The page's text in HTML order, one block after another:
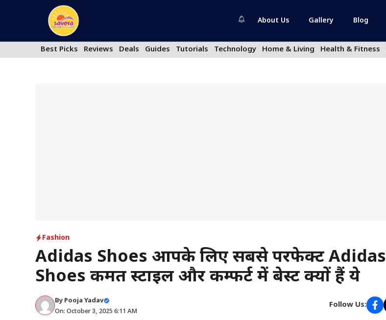
About Us Gallery Blog
Best Picks Reviews Deals Guides Tutorials Technology Home & Living Health & Fitness
Fashion
Adidas Shoes आपके लिए सबसे परफेक्ट Adidas
Shoes कीमत स्टाइल और कम्फर्ट में बेस्ट क्यों हैं ये
By Pooja Yadav
On: October 3, 2025 6:11 AM
Follow Us: